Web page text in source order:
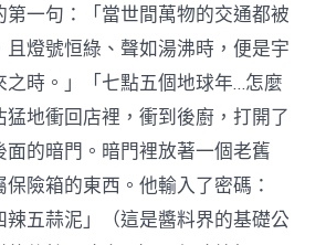
一句：「當世間萬物的交通都被
燈號恒綠、聲如湯沸時，便是宇
之時。」「七點五個地球年…怎麼
地衝回店裡，衝到後廚，打開了
的暗門。暗門裡放著一個老舊
險箱的東西。他輸入了密碼：
辣五蒜泥」（這是醬料界的基礎公